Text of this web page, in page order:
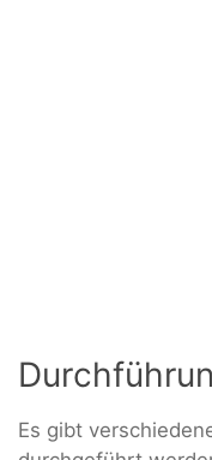
Es gibt